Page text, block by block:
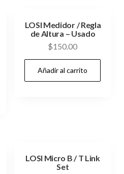
LOSI Medidor / Regla
de Altura – Usado
$150.00
Añadir al carrito
LOSI Micro B / T Link
Set